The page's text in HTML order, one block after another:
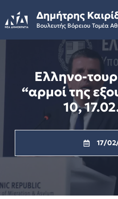
to
content
Δημήτρης
Βουλευτής Βόρειου Τομέα
Ελληνο-
“αρμοί της
10,
17/